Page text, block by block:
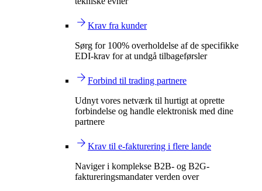
Krav fra kunder
Sørg for 100% overholdelse af de specifikke
EDI-krav for at undgå tilbageførsler
Forbind til trading partnere
Udnyt vores netværk til hurtigt at oprette
forbindelse og handle elektronisk med dine
partnere
Krav til e-fakturering i flere lande
Naviger i komplekse B2B- og B2G-
faktureringsmandater verden over